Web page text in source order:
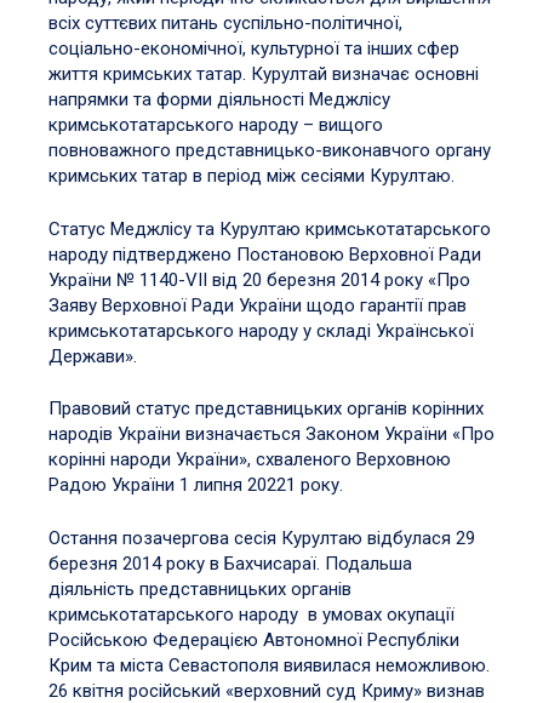
всіх суттєвих питань суспільно-політичної,
соціально-економічної, культурної та інших сфер
життя кримських татар. Курултай визначає основні
напрямки та форми діяльності Меджлісу
кримськотатарського народу – вищого
повноважного представницько-виконавчого органу
кримських татар в період між сесіями Курултаю.
Статус Меджлісу та Курултаю кримськотатарського
народу підтверджено Постановою Верховної Ради
України № 1140-VII від 20 березня 2014 року «Про
Заяву Верховної Ради України щодо гарантії прав
кримськотатарського народу у складі Української
Держави».
Правовий статус представницьких органів корінних
народів України визначається Законом України «Про
корінні народи України», схваленого Верховною
Радою України 1 липня 20221 року.
Остання позачергова сесія Курултаю відбулася 29
березня 2014 року в Бахчисараї. Подальша
діяльність представницьких органів
кримськотатарського народу в умовах окупації
Російською Федерацією Автономної Республіки
Крим та міста Севастополя виявилася неможливою.
26 квітня російський «верховний суд Криму» визнав